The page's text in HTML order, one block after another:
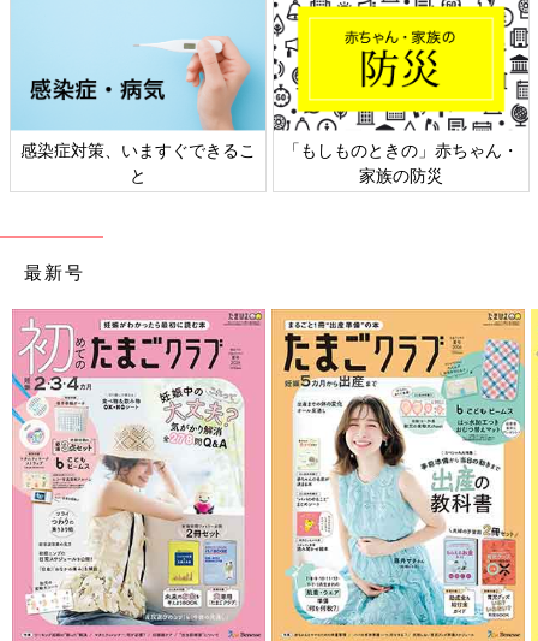
もれの原因は、フィット感と吸収性です。体にフィットしないゆ
るいおむつや吸収性が低いおむつだともれやすいのですが、おな
かまわりのゴムがきついからといってもれを防ぐことにはなりま
これはテープタイプも同様で、テープをきつく締めたからといっ
てもれを防ぐことにはなりません。テープタイプの場合は、多少
個人差はありますが、おなかまわりにママやパパの指が１本入る
また入り枚数と価格のバランスで選ぶなど、大人目線でおむつを
選ぶこともあると思いますが、おむつを実際にはくのは子どもで
す。そのため子ども目線で選ぶことが大切とも言います。
「今回の検証では子どもにとって快適なおむつだと睡眠の質が高
まり、よい睡眠がとれることがわかりました。
翌日の朝の起床も早くなった結果から、ぐっすり眠ってスッキリ
起きるということにつながり、生活リズムを育む一助になるかも
しれません。
おむつを選ぶときは、子どもの使い心地・はき心地も考慮してい
ただけたらと思います」（奥田さん）
お話・監修・写真・図版提供／花王 取材・文／麻生珠恵、たま
ひよONLINE編集部
感染症対策、いますぐできるこ
と
「もしものときの」赤ちゃん・
家族の防災
最新号